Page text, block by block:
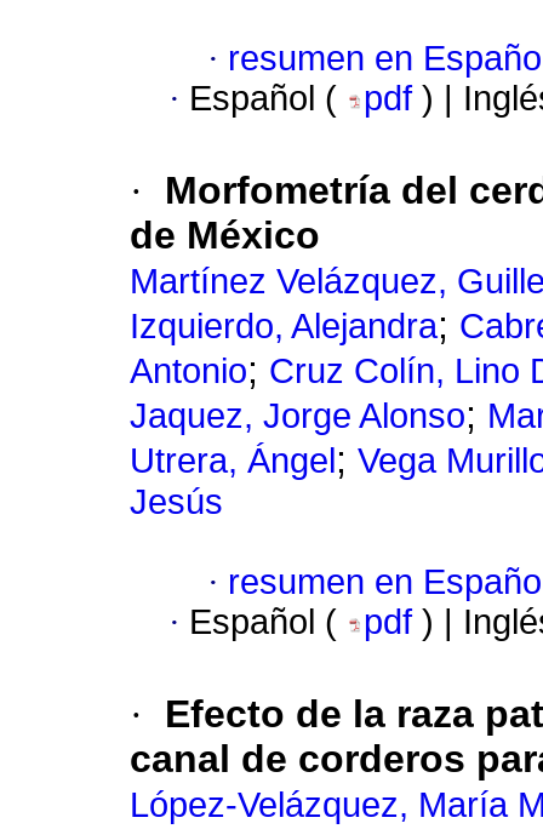
· resumen en
· Español ( pdf ) |
·
Morfometría del
de México
Martínez Velázquez,
Izquierdo, Alejandra;
Antonio; Cruz Colín, Lino
Jaquez, Jorge Alonso;
Utrera, Ángel ; Vega
Jesús
· resumen en
· Español ( pdf ) |
·
Efecto de la raza
canal de corderos
López-Velázquez, María